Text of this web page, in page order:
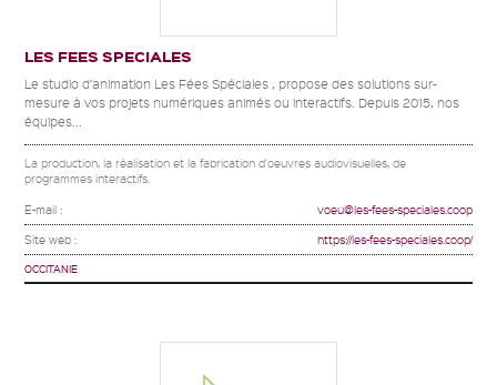
LES FEES SPECIALES
Le studio d’animation Les Fées Spéciales , propose des solutions sur-
mesure à vos projets numériques animés ou interactifs. Depuis 2015, nos
équipes...
La production, la réalisation et la fabrication d'oeuvres audiovisuelles, de
programmes interactifs.
E-mail : voeu@les-fees-speciales.coop
Site web : https://les-fees-speciales.coop/
OCCITANIE